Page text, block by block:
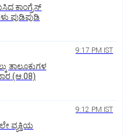
ಕಾಂಗ್ರೆಸ್
ಪುಡಿಪುಡಿ
9:17 PM IST
ತಾಲೂಕುಗಳ
(ಆ.08)
9:12 PM IST
ವ್ಯಕ್ತಿಯ